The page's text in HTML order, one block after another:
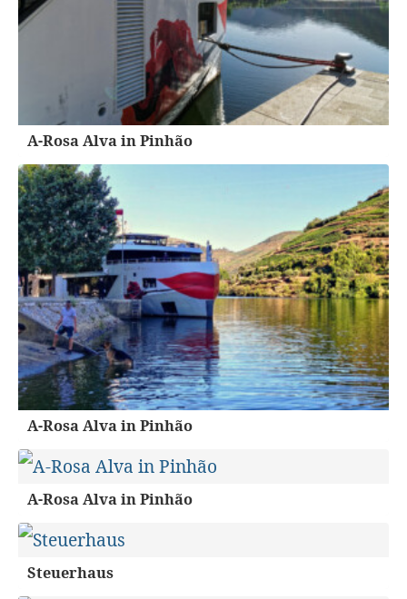
A-Rosa Alva in Pinhão
A-Rosa Alva in Pinhão
A-Rosa Alva in Pinhão
Steuerhaus